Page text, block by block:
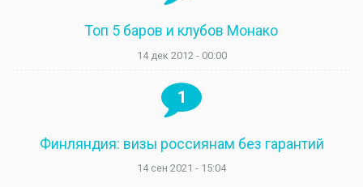
Топ 5 баров и клубов Монако
14 дек 2012 - 00:00
1
Финляндия: визы россиянам без гарантий
14 сен 2021 - 15:04